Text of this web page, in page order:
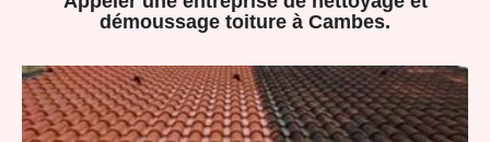
démoussage toiture à Cambes.